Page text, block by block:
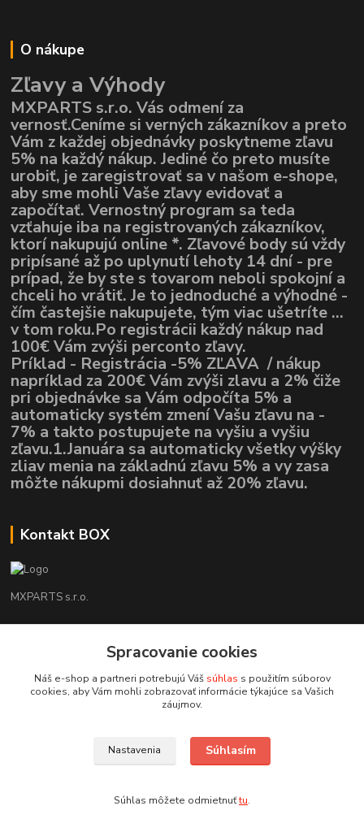
O nákupe
Zľavy a Výhody
MXPARTS s.r.o. Vás odmení za
vernosť.Ceníme si verných zákazníkov a preto
Vám z každej objednávky poskytneme zľavu
5% na každý nákup. Jediné čo preto musíte
urobiť, je zaregistrovať sa v našom e-shope,
aby sme mohli Vaše zľavy evidovať a
započítať. Vernostný program sa teda
vzťahuje iba na registrovaných zákazníkov,
ktorí nakupujú online *. Zľavové body sú vždy
pripísané až po uplynutí lehoty 14 dní - pre
prípad, že by ste s tovarom neboli spokojní a
chceli ho vrátiť. Je to jednoduché a výhodné -
čím častejšie nakupujete, tým viac ušetríte ...
v tom roku.Po registrácii každý nákup nad
100€ Vám zvýši perconto zľavy.
Príklad - Registrácia -5% ZĽAVA / nákup
napríklad za 200€ Vám zvýši zlavu a 2% čiže
pri objednávke sa Vám odpočíta 5% a
automaticky systém zmení Vašu zľavu na -
7% a takto postupujete na vyšiu a vyšiu
zľavu.1.Januára sa automaticky všetky výšky
zliav menia na základnú zľavu 5% a vy zasa
môžte nákupmi dosiahnuť až 20% zľavu.
Kontakt BOX
MXPARTS s.r.o.
+421948260186
motokrossk@gmail.com
Spracovanie cookies
Náš e-shop a partneri potrebujú Váš súhlas s použitím súborov
cookies, aby Vám mohli zobrazovať informácie týkajúce sa Vašich
záujmov.
Nastavenia Súhlasím
Súhlas môžete odmietnuťtu.